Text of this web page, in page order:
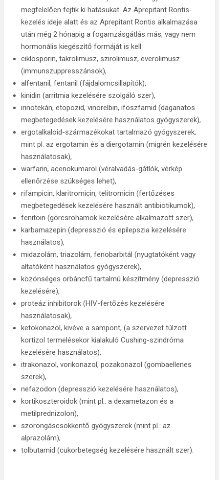
megfelelően fejtik ki hatásukat. Az Aprepitant Rontis-
kezelés ideje alatt és az Aprepitant Rontis alkalmazása
után még 2 hónapig a fogamzásgátlás más, vagy nem
hormonális kiegészítő formáját is kell
ciklosporin, takrolimusz, szirolimusz, everolimusz
(immunszuppresszánsok),
alfentanil, fentanil (fájdalomcsillapítók),
kinidin (arritmia kezelésére szolgáló szer),
irinotekán, etopozid, vinorelbin, ifoszfamid (daganatos
megbetegedések kezelésére használatos gyógyszerek),
ergotalkaloid-származékokat tartalmazó gyógyszerek,
mint pl. az ergotamin és a diergotamin (migrén kezelésére
használatosak),
warfarin, acenokumarol (véralvadás-gátlók, vérkép
ellenőrzése szükséges lehet),
rifampicin, klaritromicin, telitromicin (fertőzéses
megbetegedések kezelésére használt antibiotikumok),
fenitoin (görcsrohamok kezelésére alkalmazott szer),
karbamazepin (depresszió és epilepszia kezelésére
használatos),
midazolám, triazolám, fenobarbitál (nyugtatóként vagy
altatóként használatos gyógyszerek),
közönséges orbáncfű tartalmú készítmény (depresszió
kezelésére),
proteáz inhibitorok (HIV-fertőzés kezelésére
használatosak),
ketokonazol, kivéve a sampont, (a szervezet túlzott
kortizol termelésekor kialakuló Cushing-szindróma
kezelésére használatos),
itrakonazol, vorikonazol, pozakonazol (gombaellenes
szerek),
nefazodon (depresszió kezelésére használatos),
kortikoszteroidok (mint pl.: a dexametazon és a
metilprednizolon),
szorongáscsökkentő gyógyszerek (mint pl.: az
alprazolám),
tolbutamid (cukorbetegség kezelésére használt szer).